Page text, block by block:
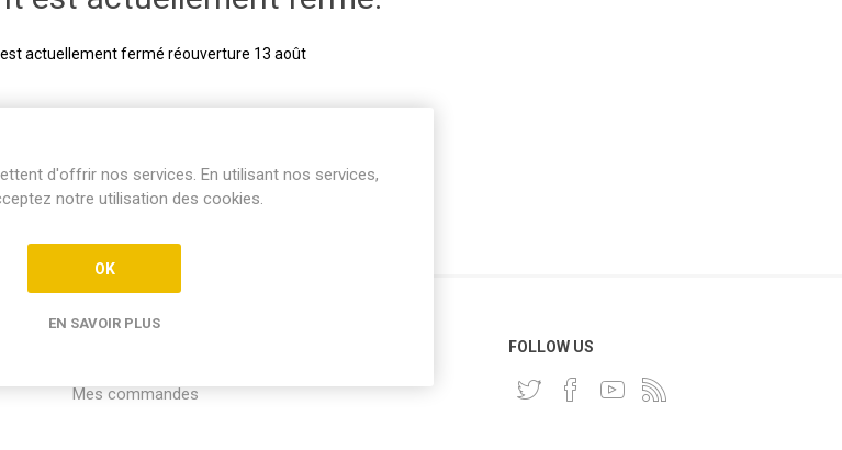
actuellement fermé réouverture 13 août
Mes commandes
FOLLOW US
d'offrir nos services. En utilisant nos services,
notre utilisation des cookies.
OK
EN SAVOIR PLUS